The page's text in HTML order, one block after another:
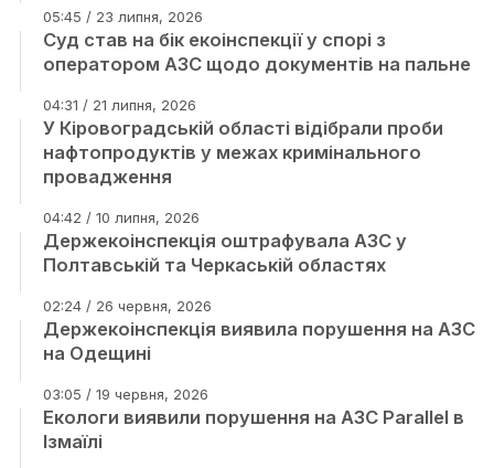
05:45 / 23 липня, 2026
Суд став на бік екоінспекції у спорі з
оператором АЗС щодо документів на пальне
04:31 / 21 липня, 2026
У Кіровоградській області відібрали проби
нафтопродуктів у межах кримінального
провадження
04:42 / 10 липня, 2026
Держекоінспекція оштрафувала АЗС у
Полтавській та Черкаській областях
02:24 / 26 червня, 2026
Держекоінспекція виявила порушення на АЗС
на Одещині
03:05 / 19 червня, 2026
Екологи виявили порушення на АЗС Parallel в
Ізмаїлі